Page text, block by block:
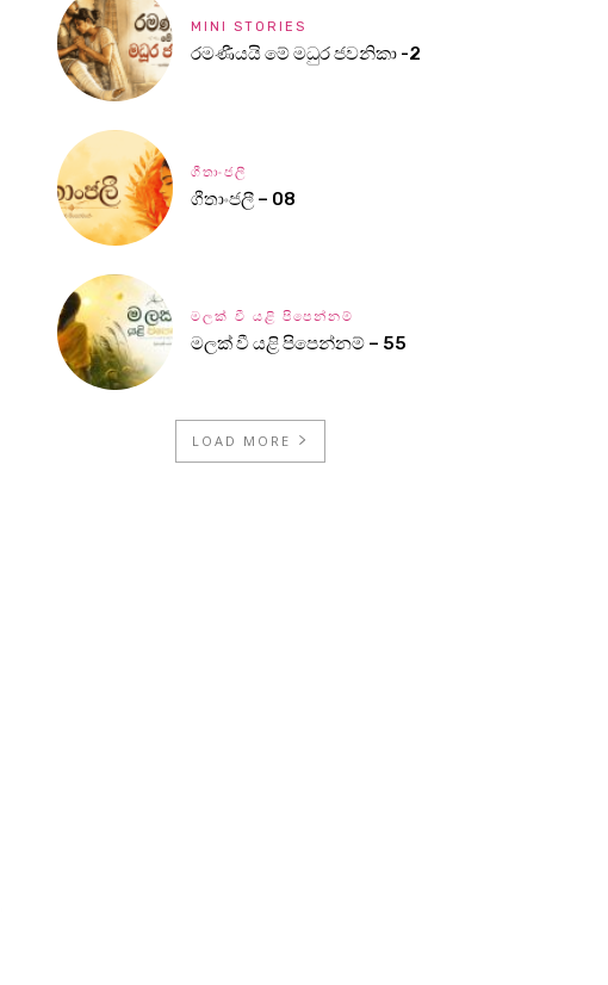
MINI STORIES
රමණීයයි මේ මධුර ජවනිකා -2
ගීතාංජලී
ගීතාංජලී – 08
මලක් වී යළි පිපෙන්නම්
මලක් වී යළි පිපෙන්නම් – 55
LOAD MORE